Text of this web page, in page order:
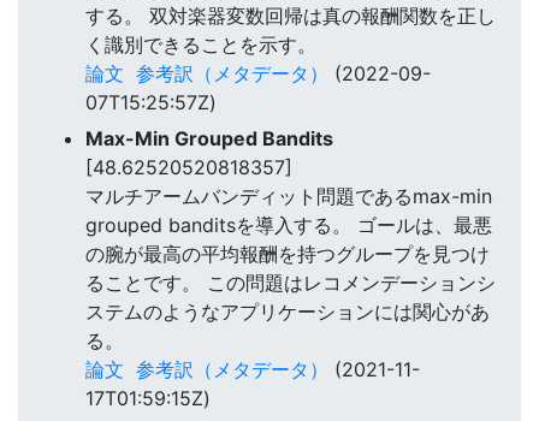
する。 双対楽器変数回帰は真の報酬関数を正し
く識別できることを示す。
論文 参考訳（メタデータ）
(2022-09-
07T15:25:57Z)
Max-Min Grouped Bandits
[48.62520520818357]
マルチアームバンディット問題であるmax-min
grouped banditsを導入する。 ゴールは、最悪
の腕が最高の平均報酬を持つグループを見つけ
ることです。 この問題はレコメンデーションシ
ステムのようなアプリケーションには関心があ
る。
論文 参考訳（メタデータ）
(2021-11-
17T01:59:15Z)